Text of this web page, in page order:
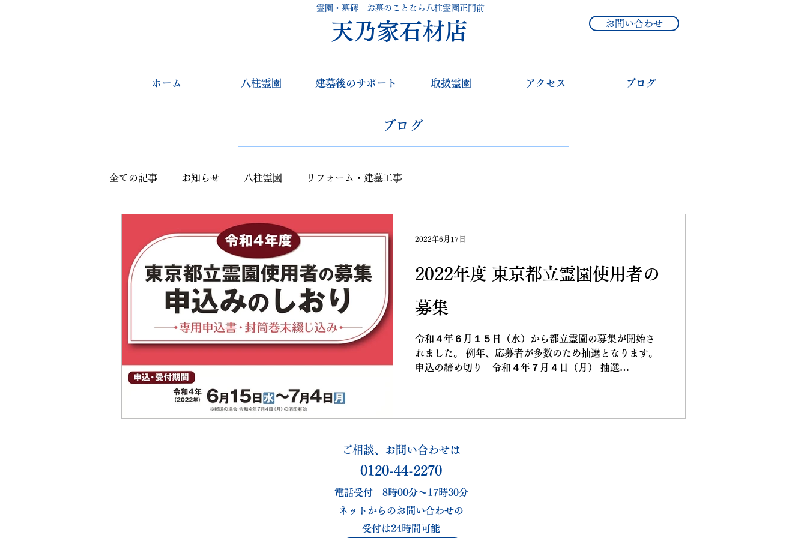
霊園・墓碑 お墓のことなら八柱霊園正門前
天乃家石材店 お問い合わせ
ホーム 八柱霊園 建墓後のサポート 取扱霊園 アクセス ブログ
​ブログ
全ての記事 お知らせ 八柱霊園 リフォーム・建墓工事
2022年度 東京都立霊園使用者の
募集
令和４年６月１５日（水）から都立霊園の募集が開始さ
れました。 例年、応募者が多数のため抽選となります。
申込の締め切り 令和４年７月４日（月） 抽選
2022年6月17日
ご相談、​お問い合わせは
​0120-44-2270
電話受付 8時00分～17時30分
ネットからのお問い合わせの
受付は24時間可能